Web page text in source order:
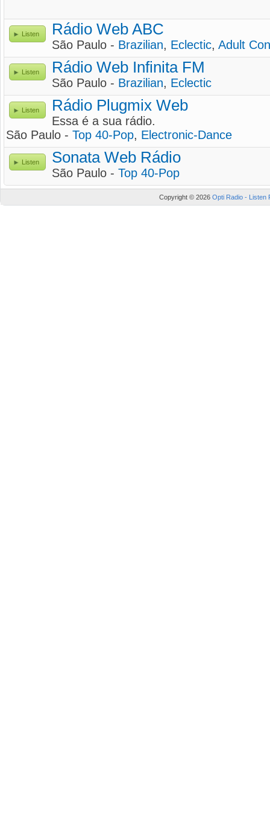
Listen Rádio Web ABC
São Paulo - Brazilian, Eclectic, Adult
Listen Rádio Web Infinita FM
São Paulo - Brazilian, Eclectic
Listen Rádio Plugmix Web
Essa é a sua rádio.
São Paulo - Top 40-Pop, Electronic-Dance
Listen Sonata Web Rádio
São Paulo - Top 40-Pop
Copyright © 2026 Opti Radio - Listen